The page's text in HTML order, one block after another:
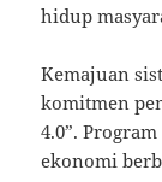
hidup
Kemajuan
komitmen
4.0”.
ekonomi